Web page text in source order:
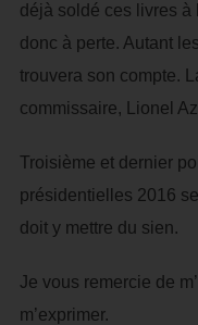
déjà soldé ces livres à
donc à perte. Autant
trouvera son compte.
commissaire, Lionel
Troisième et dernier
présidentielles 2016
doit y mettre du sien.
Je vous remercie de
m’exprimer.